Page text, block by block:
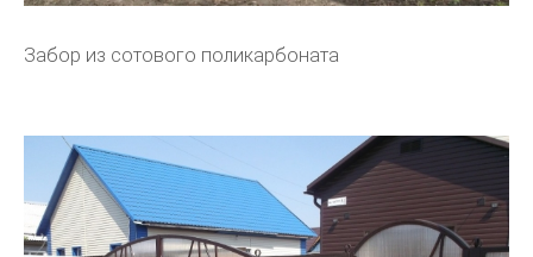
Забор из сотового поликарбоната